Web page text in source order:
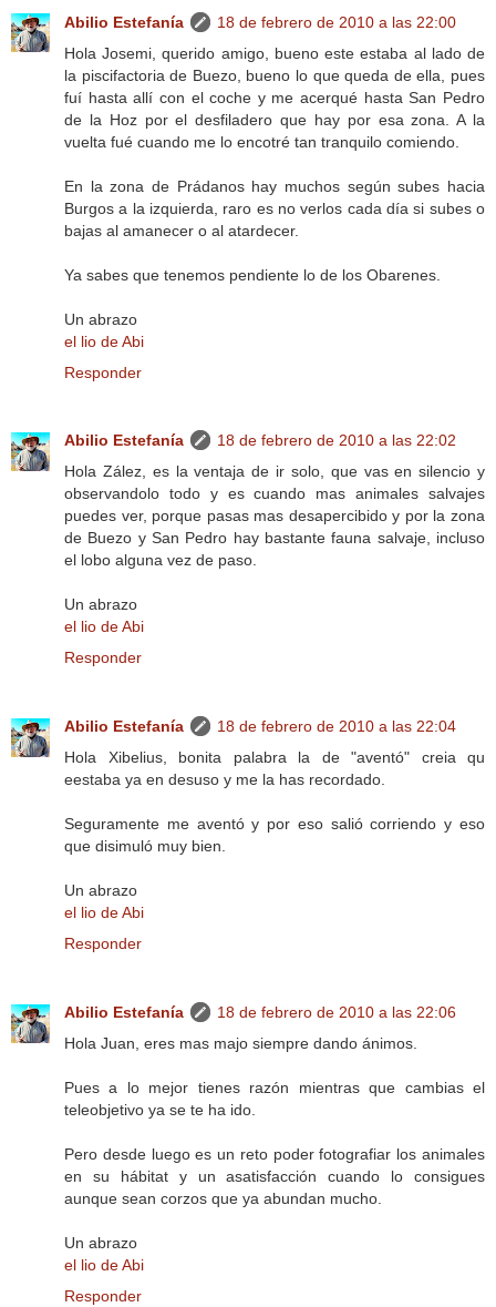
Abilio Estefanía
18 de febrero de 2010 a las 22:00
Hola Josemi, querido amigo, bueno este estaba al lado de
la piscifactoria de Buezo, bueno lo que queda de ella, pues
fuí hasta allí con el coche y me acerqué hasta San Pedro
de la Hoz por el desfiladero que hay por esa zona. A la
vuelta fué cuando me lo encotré tan tranquilo comiendo.
En la zona de Prádanos hay muchos según subes hacia
Burgos a la izquierda, raro es no verlos cada día si subes o
bajas al amanecer o al atardecer.
Ya sabes que tenemos pendiente lo de los Obarenes.
Un abrazo
el lio de Abi
Responder
Abilio Estefanía
18 de febrero de 2010 a las 22:02
Hola Zález, es la ventaja de ir solo, que vas en silencio y
observandolo todo y es cuando mas animales salvajes
puedes ver, porque pasas mas desapercibido y por la zona
de Buezo y San Pedro hay bastante fauna salvaje, incluso
el lobo alguna vez de paso.
Un abrazo
el lio de Abi
Responder
Abilio Estefanía
18 de febrero de 2010 a las 22:04
Hola Xibelius, bonita palabra la de "aventó" creia qu
eestaba ya en desuso y me la has recordado.
Seguramente me aventó y por eso salió corriendo y eso
que disimuló muy bien.
Un abrazo
el lio de Abi
Responder
Abilio Estefanía
18 de febrero de 2010 a las 22:06
Hola Juan, eres mas majo siempre dando ánimos.
Pues a lo mejor tienes razón mientras que cambias el
teleobjetivo ya se te ha ido.
Pero desde luego es un reto poder fotografiar los animales
en su hábitat y un asatisfacción cuando lo consigues
aunque sean corzos que ya abundan mucho.
Un abrazo
el lio de Abi
Responder